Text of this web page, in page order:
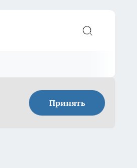
Принять